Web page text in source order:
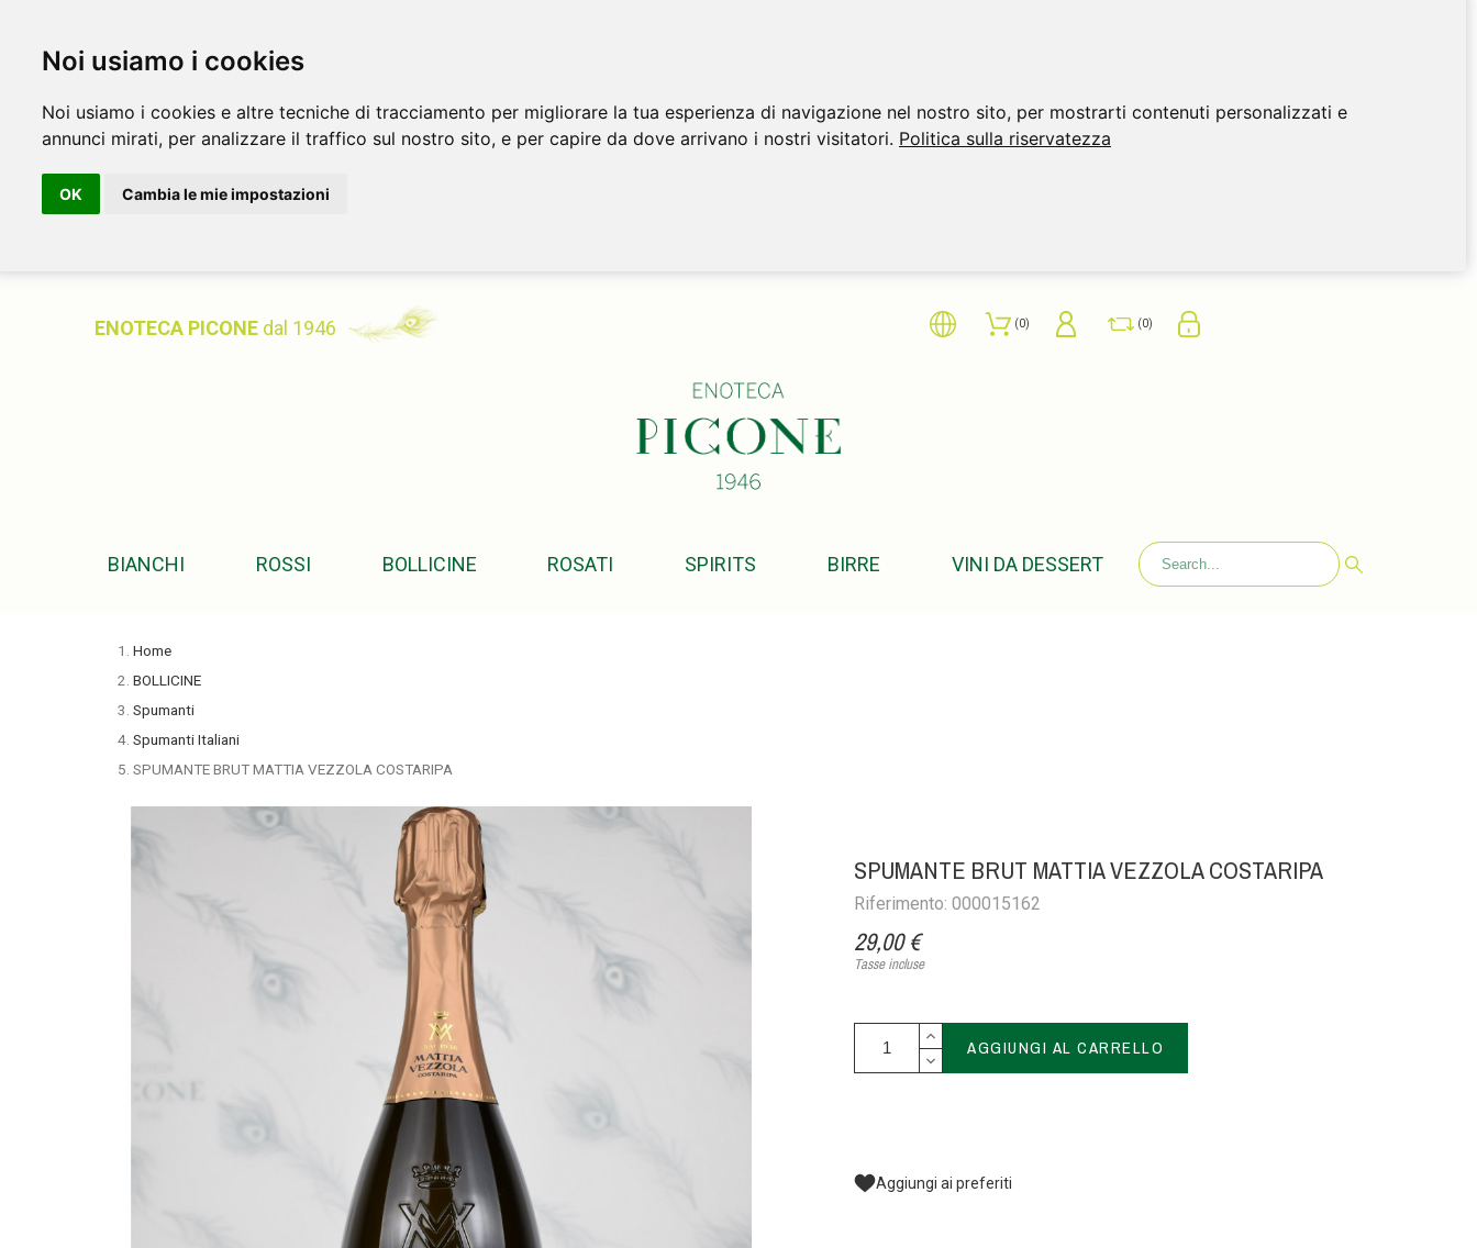
Noi usiamo i cookies
Noi usiamo i cookies e altre tecniche di tracciamento per migliorare la tua esperienza di navigazione nel nostro sito, per mostrarti contenuti personalizzati e
annunci mirati, per analizzare il traffico sul nostro sito, e per capire da dove arrivano i nostri visitatori. Politica sulla riservatezza
OK Cambia le mie impostazioni
ENOTECA PICONE dal 1946 0 0
BIANCHI ROSSI BOLLICINE ROSATI SPIRITS BIRRE VINI DA DESSERT
Home
BOLLICINE
Spumanti
Spumanti Italiani
SPUMANTE BRUT MATTIA VEZZOLA COSTARIPA
SPUMANTE BRUT MATTIA VEZZOLA COSTARIPA
Riferimento: 000015162
29,00 €
Tasse incluse
AGGIUNGI AL CARRELLO
Aggiungi ai preferiti